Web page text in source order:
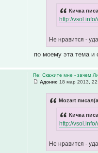
Кичка
http://
Не нравится -
по моему эта тема и
Re: Скажите мне - зачем
Адонис 18 мар 2013,
Mozart
Кичка
http://
Не нравится -